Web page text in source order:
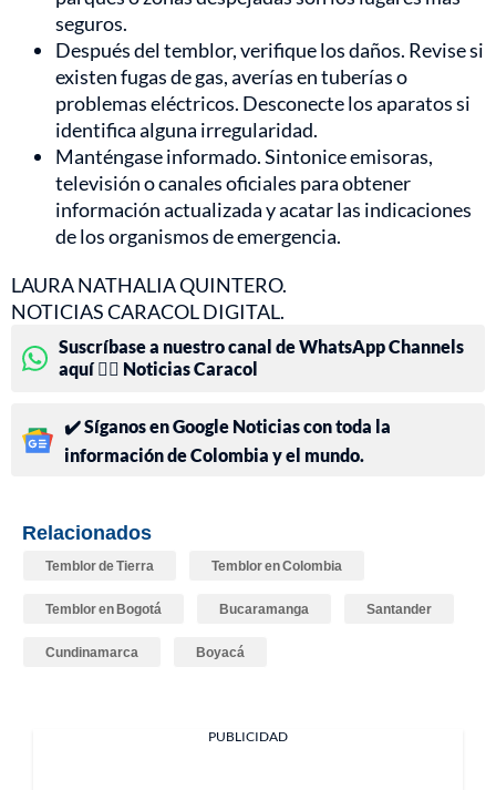
seguros.
Después del temblor, verifique los daños. Revise si
existen fugas de gas, averías en tuberías o
problemas eléctricos. Desconecte los aparatos si
identifica alguna irregularidad.
Manténgase informado. Sintonice emisoras,
televisión o canales oficiales para obtener
información actualizada y acatar las indicaciones
de los organismos de emergencia.
LAURA NATHALIA QUINTERO.
NOTICIAS CARACOL DIGITAL.
Suscríbase a nuestro canal de WhatsApp Channels
aquí 👉🏻 Noticias Caracol
✔️ Síganos en Google Noticias con toda la
información de Colombia y el mundo.
Relacionados
Temblor de Tierra Temblor en Colombia
Temblor en Bogotá Bucaramanga Santander
Cundinamarca Boyacá
PUBLICIDAD